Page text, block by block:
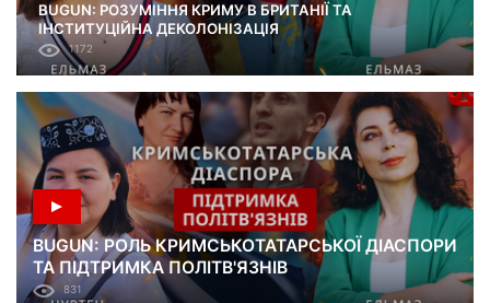
BUGUN: РОЗУМІННЯ КРИМУ В БРИТАНІЇ ТА
ІНСТИТУЦІЙНА ДЕКОЛОНІЗАЦІЯ
1172
BUGUN: РОЛЬ КРИМСЬКОТАТАРСЬКОЇ ДІАСПОРИ
ТА ПІДТРИМКА ПОЛІТВ'ЯЗНІВ
831